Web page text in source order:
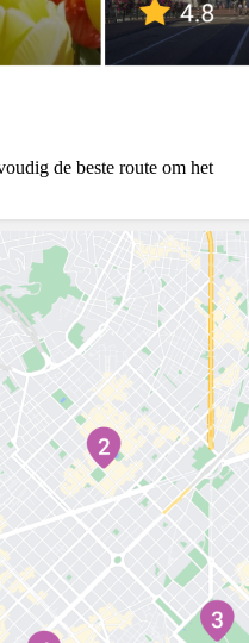
de beste route om het